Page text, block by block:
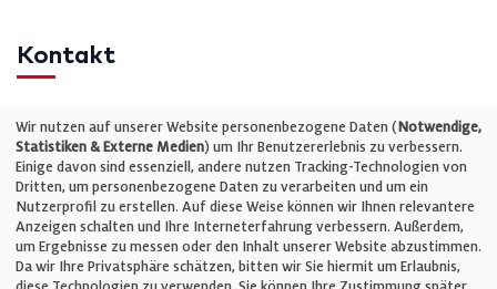
Kontakt
Telefon: +49 (0)711 2585563-0
E-Mail:info@bauelemente-bau.eu
Unternehmen
Wir nutzen auf unserer Website personenbezogene Daten (Notwendige,
Statistiken & Externe Medien) um Ihr Benutzererlebnis zu verbessern.
Einige davon sind essenziell, andere nutzen Tracking-Technologien von
Dritten, um personenbezogene Daten zu verarbeiten und um ein
Nutzerprofil zu erstellen. Auf diese Weise können wir Ihnen relevantere
Anzeigen schalten und Ihre Interneterfahrung verbessern. Außerdem,
um Ergebnisse zu messen oder den Inhalt unserer Website abzustimmen.
Da wir Ihre Privatsphäre schätzen, bitten wir Sie hiermit um Erlaubnis,